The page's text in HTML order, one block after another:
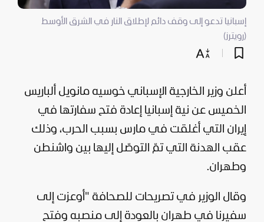
إسبانيا تدعو إلى وقف دائم لإطلاق النار في الشرق الأوسط
(رويترز)
أعلن وزير الخارجية الإسباني خوسيه مانويل ألباريس
الخميس عن نية إسبانيا إعادة فتح سفارتها في
إيران التي أغلقت في مارس بسبب الحرب، وذلك
عقب الهدنة التي تمّ التوصّل إليها بين واشنطن
وطهران.
وقال الوزير في تصريحات للصحافة "أوعزت إلى
سفيرنا في طهران بالعودة إلى منصبه وفتح